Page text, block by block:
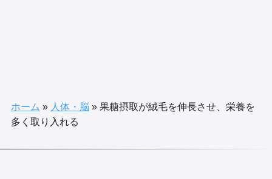
ホーム » 人体・脳 »果糖摂取が絨毛を伸長させ、栄養を
多く取り入れる